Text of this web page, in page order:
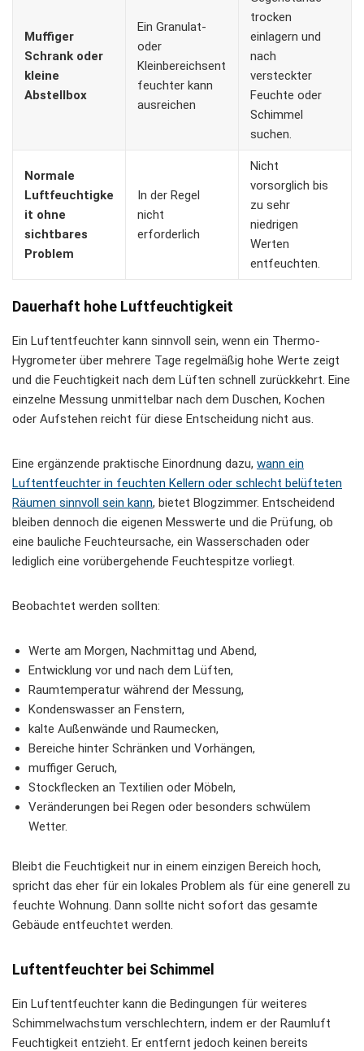
Muffiger
Schrank oder
kleine
Abstellbox
Ein Granulat-
oder
Kleinbereichsent
feuchter kann
ausreichen
trocken
einlagern und
nach
versteckter
Feuchte oder
Schimmel
suchen.
Normale
Luftfeuchtigke
it ohne
sichtbares
Problem
In der Regel
nicht
erforderlich
Nicht
vorsorglich bis
zu sehr
niedrigen
Werten
entfeuchten.
Dauerhaft hohe Luftfeuchtigkeit
Ein Luftentfeuchter kann sinnvoll sein, wenn ein Thermo-
Hygrometer über mehrere Tage regelmäßig hohe Werte zeigt
und die Feuchtigkeit nach dem Lüften schnell zurückkehrt. Eine
einzelne Messung unmittelbar nach dem Duschen, Kochen
oder Aufstehen reicht für diese Entscheidung nicht aus.
Eine ergänzende praktische Einordnung dazu, wann ein
Luftentfeuchter in feuchten Kellern oder schlecht belüfteten
Räumen sinnvoll sein kann, bietet Blogzimmer. Entscheidend
bleiben dennoch die eigenen Messwerte und die Prüfung, ob
eine bauliche Feuchteursache, ein Wasserschaden oder
lediglich eine vorübergehende Feuchtespitze vorliegt.
Beobachtet werden sollten:
Werte am Morgen, Nachmittag und Abend,
Entwicklung vor und nach dem Lüften,
Raumtemperatur während der Messung,
Kondenswasser an Fenstern,
kalte Außenwände und Raumecken,
Bereiche hinter Schränken und Vorhängen,
muffiger Geruch,
Stockflecken an Textilien oder Möbeln,
Veränderungen bei Regen oder besonders schwülem
Wetter.
Bleibt die Feuchtigkeit nur in einem einzigen Bereich hoch,
spricht das eher für ein lokales Problem als für eine generell zu
feuchte Wohnung. Dann sollte nicht sofort das gesamte
Gebäude entfeuchtet werden.
Luftentfeuchter bei Schimmel
Ein Luftentfeuchter kann die Bedingungen für weiteres
Schimmelwachstum verschlechtern, indem er der Raumluft
Feuchtigkeit entzieht. Er entfernt jedoch keinen bereits